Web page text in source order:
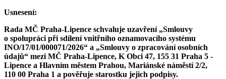
Usnesení:
Rada MČ Praha-Lipence schvaluje uzavření „Smlouvy
o spolupráci při sdílení vnitřního oznamovacího systému
INO/17/01/000071/2026“ a „Smlouvy o zpracování osobních
údajů“ mezi MČ Praha-Lipence, K Obci 47, 155 31 Praha 5 -
Lipence a Hlavním městem Prahou, Mariánské náměstí 2/2,
110 00 Praha 1 a pověřuje starostku jejich podpisy.